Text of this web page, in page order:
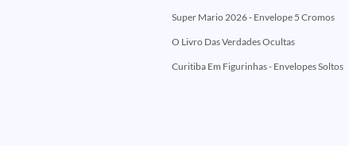
Super Mario 2026 - Envelope 5 Cromos
O Livro Das Verdades Ocultas
Curitiba Em Figurinhas - Envelopes Soltos